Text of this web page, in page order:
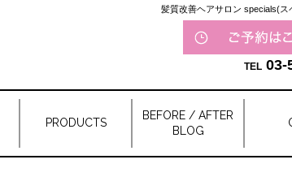
髪質改善ヘアサロン specials(ス
03-
PRODUCTS
BEFORE / AFTER
BLOG